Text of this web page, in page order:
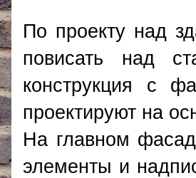
По проекту над
повисать над
конструкция с
проектируют на
На главном
элементы и